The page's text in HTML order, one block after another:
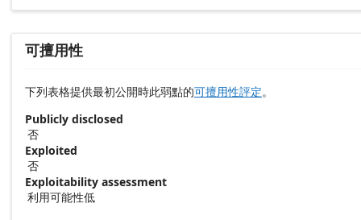
可擅用性
下列表格提供最初公開時此弱點的可擅用性評定。
Publicly disclosed
否
Exploited
否
Exploitability assessment
利用可能性低